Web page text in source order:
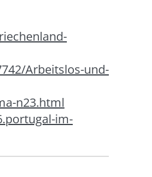
Arbeitslos-und-
n23.html
im-